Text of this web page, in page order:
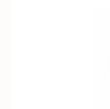
Les